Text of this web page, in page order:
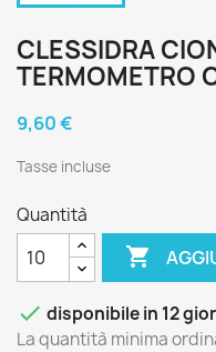
CLESSIDRA
TERMOMETRO
9,60 €
Tasse incluse
Quantità

 disponibile in 12
La quantità minima